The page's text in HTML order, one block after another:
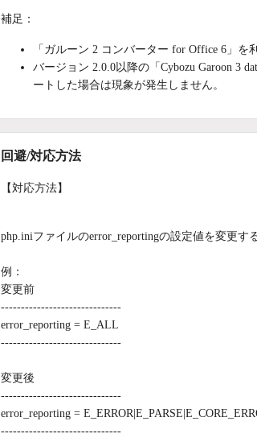
補足：
「ガルーン 2 コンバーター for Office 6」
バージョン 2.0.0以降の「Cybozu Garoon 3
ートした場合は現象が発生しません。
回避/対応方法
【対応方法】
php.iniファイルのerror_reportingの設定値を変更す
例：
変更前
------------------------------
error_reporting = E_ALL
------------------------------
変更後
------------------------------
error_reporting =
------------------------------